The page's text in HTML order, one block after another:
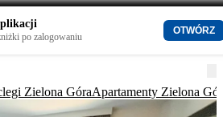
po zalogowaniu
OTWÓRZ
Zielona GóraApartamenty Zielona